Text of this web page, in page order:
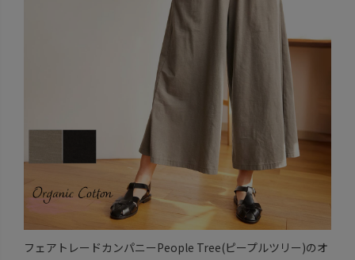
フェアトレードカンパニーPeople Tree(ピープルツリー)のオ